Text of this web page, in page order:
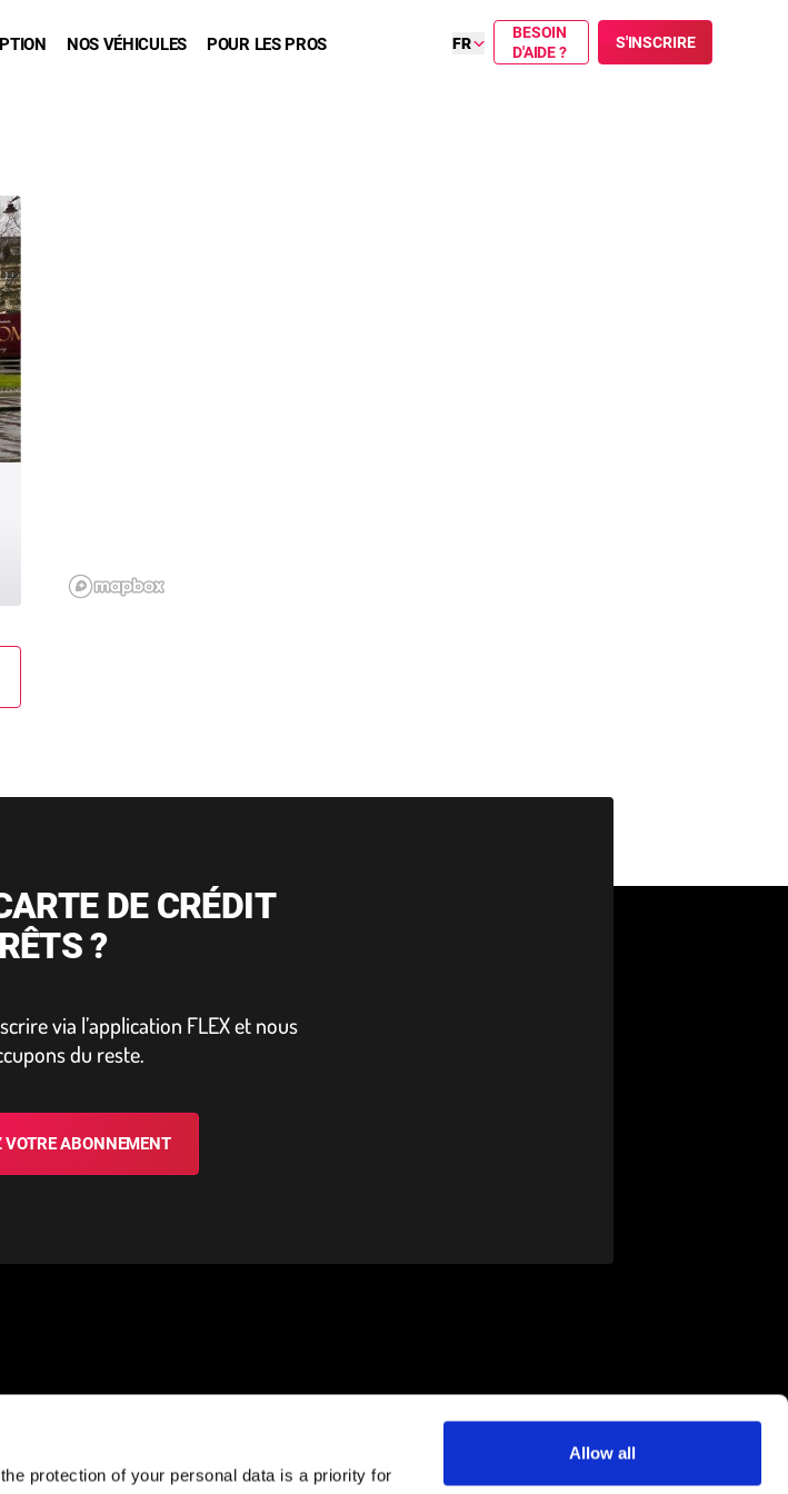
protection of your personal data is a priority for
Allow all
NOS VÉHICULES POUR LES PROS FR
BESOIN
D'AIDE ?
S'INSCRIRE
DE CRÉDIT
?
via l’ap­pli­ca­tion FLEX et nous
du reste.
VOTRE ABONNEMENT
RESTONS
CONNECTÉS